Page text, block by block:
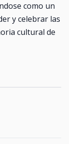
como un
y celebrar las
cultural de